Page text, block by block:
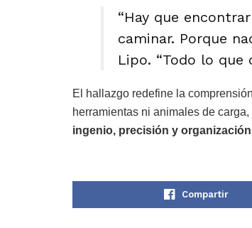
“Hay que
caminar. Porque
Lipo. “Todo lo que
El hallazgo redefine la
herramientas ni animales de carga,
ingenio, precisión y
Compartir